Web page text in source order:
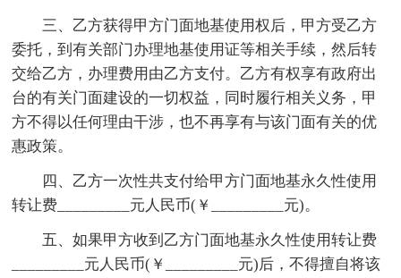
三、乙方获得甲方门面地基使用权后，甲方受乙方
委托，到有关部门办理地基使用证等相关手续，然后转
交给乙方，办理费用由乙方支付。乙方有权享有政府出
台的有关门面建设的一切权益，同时履行相关义务，甲
方不得以任何理由干涉，也不再享有与该门面有关的优
惠政策。
四、乙方一次性共支付给甲方门面地基永久性使用
转让费_________元人民币(￥_________元)。
五、如果甲方收到乙方门面地基永久性使用转让费
_________元人民币(￥_________元)后，不得擅自将该